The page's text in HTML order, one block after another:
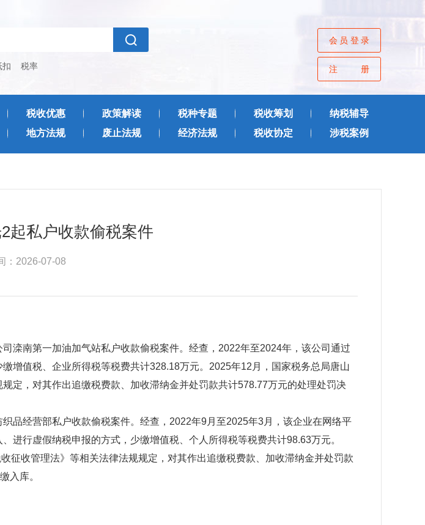
扣 税率
会员登录
注册
税收优惠 政策解读 税种专题 税收筹划
纳税辅导
地方法规 废止法规 经济法规 税收协定 涉税案例
起私户收款偷税案件
：2026-07-08
南第一加油加气站私户收款偷税案件。经查，2022年至2024年，该公司通过
增值税、企业所得税等税费共计328.18万元。2025年12月，国家税务总局唐山
定，对其作出追缴税费款、加收滞纳金并处罚款共计578.77万元的处理处罚决
经营部私户收款偷税案件。经查，2022年9月至2025年3月，该企业在网络平
进行虚假纳税申报的方式，少缴增值税、个人所得税等税费共计98.63万元。
征收管理法》等相关法律法规规定，对其作出追缴税费款、加收滞纳金并处罚款
入库。